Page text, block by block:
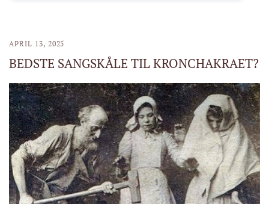
APRIL 13, 2025
BEDSTE SANGSKÅLE TIL KRONCHAKRAET?